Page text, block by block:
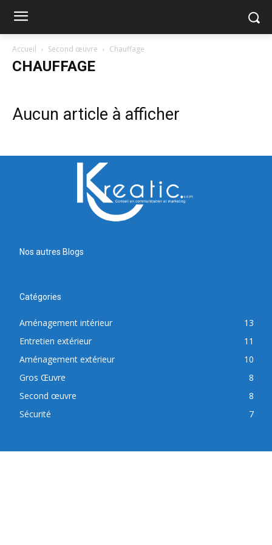
Accueil Second œuvre Chauffage
CHAUFFAGE
Aucun article à afficher
Nos autres Blogs
Catégories
Aménagement intérieur
13
Entretien extérieur
11
Aménagement extérieur
10
Gros Œuvre
8
Second œuvre
8
Sécurité
7